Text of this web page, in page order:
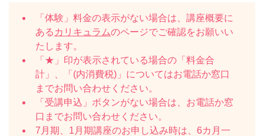
「体験」料金の表示がない場合は、講座概要に
ある カリキュラムのページでご確認をお願いい
たします。
「★」印が表示されている場合の「料金合
計」、「(内消費税)」についてはお電話か窓口
までお問い合わせください。
「受講申込」ボタンがない場合は、お電話か窓
口までお問い合わせください。
7月期、1月期講座のお申し込み時は、6カ月一